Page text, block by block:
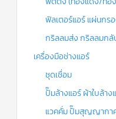
ฟิลเตอร์แอร์ แผ่นกร
กริลลมส่ง กริลลมกลั
เครื่องมือช่างแอร์
ชุดเชื่อม
ปั๊มล้างแอร์ ผ้าใบล้าง
แวคคั่ม ปั๊มสุญญากา